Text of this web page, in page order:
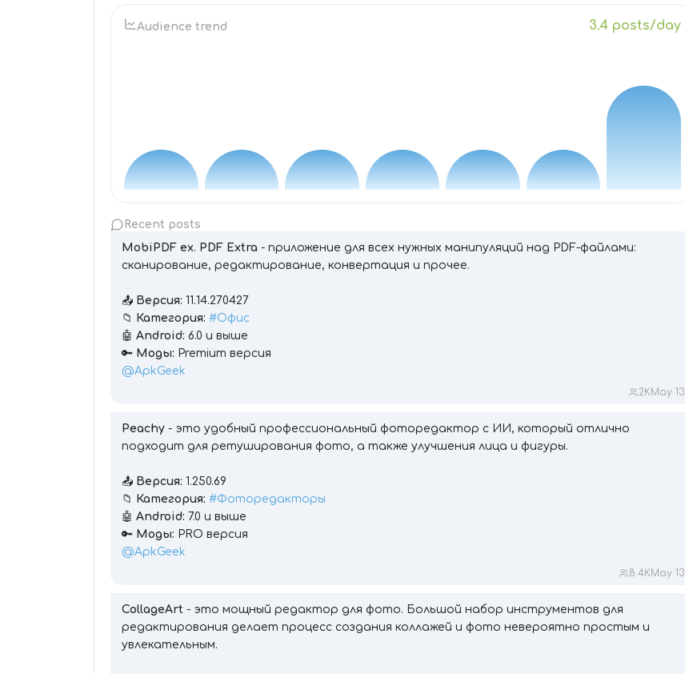
Audience trend 3.4 posts/day
Recent posts
MobiPDF ex. PDF Extra - приложение для всех нужных манипуляций над PDF-файлами:
сканирование, редактирование, конвертация и прочее.
📤 Версия: 11.14.270427
📁 Категория: #Офис
🤖 Android: 6.0 и выше
🔑 Моды: Premium версия
@ApkGeek
2K May 13
Peachy - это удобный профессиональный фоторедактор с ИИ, который отлично
подходит для ретуширования фото, а также улучшения лица и фигуры.
📤 Версия: 1.250.69
📁 Категория: #Фоторедакторы
🤖 Android: 7.0 и выше
🔑 Моды: PRO версия
@ApkGeek
8.4K May 13
CollageArt - это мощный редактор для фото. Большой набор инструментов для
редактирования делает процесс создания коллажей и фото невероятно простым и
увлекательным.